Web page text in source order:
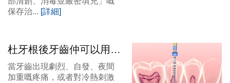
保存治... [詳細]
杜牙根後牙齒仲可以用幾
多年？羅湖杜牙根幾錢？
邊間好？
當牙齒出現劇烈、自發、夜間
加重嘅疼痛，或者對冷熱刺激